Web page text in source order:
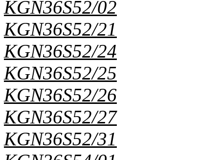
KGN36S52/02
KGN36S52/21
KGN36S52/24
KGN36S52/25
KGN36S52/26
KGN36S52/27
KGN36S52/31